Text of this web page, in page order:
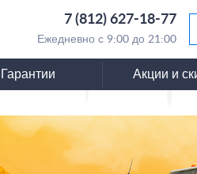
7 (812) 627-18-77
Ежедневно с 9:00 до 21:00
Гарантии Акции и